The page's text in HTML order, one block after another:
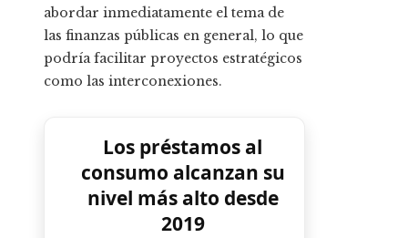
abordar inmediatamente el tema de
las finanzas públicas en general, lo que
podría facilitar proyectos estratégicos
como las interconexiones.
Los préstamos al
consumo alcanzan su
nivel más alto desde
2019